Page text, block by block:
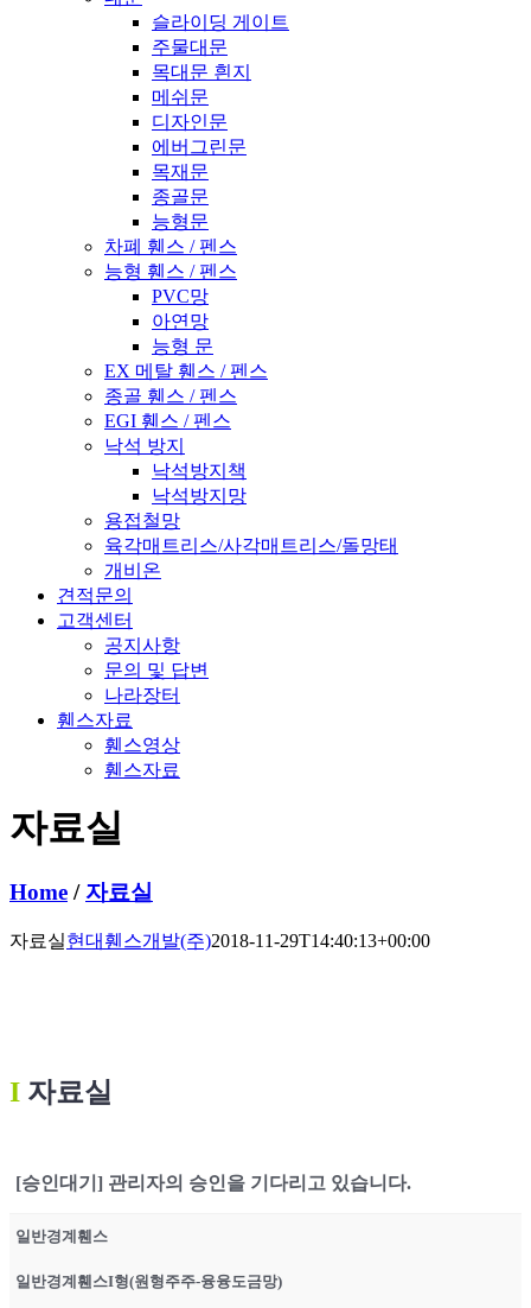
슬라이딩 게이트
주물대문
목대문 흰지
메쉬문
디자인문
에버그린문
목재문
종골문
능형문
차폐 휀스 / 펜스
능형 휀스 / 펜스
PVC망
아연망
능형 문
EX 메탈 휀스 / 펜스
종골 휀스 / 펜스
EGI 휀스 / 펜스
낙석 방지
낙석방지책
낙석방지망
용접철망
육각매트리스/사각매트리스/돌망태
개비온
견적문의
고객센터
공지사항
문의 및 답변
나라장터
휀스자료
휀스영상
휀스자료
자료실
Home / 자료실
자료실현대휀스개발(주)2018-11-29T14:40:13+00:00
Ι 자료실
[승인대기] 관리자의 승인을 기다리고 있습니다.
일반경계휀스
일반경계휀스I형(원형주주-융융도금망)